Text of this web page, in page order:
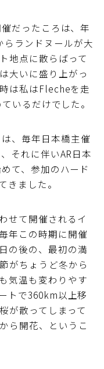
だったころは、年
らランドヌールが大
地点に散らばって
大いに盛り上がっ
は私はFlecheを走
いるだけでした。
、毎年日本橋主催
それに伴いAR日本
て、参加のハード
きました。
せて開催されるイ
年この時期に開催
の後の、最初の満
がちょうど冬から
気温も変わりやす
トで360km以上移
が散ってしまって
ら開花、というこ